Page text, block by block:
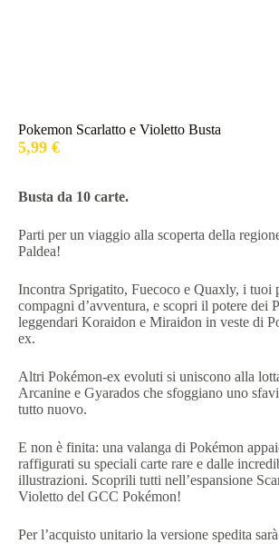
Pokemon Scarlatto e Violetto Busta
5,99 €
Busta da 10 carte.
Parti per un viaggio alla scoperta della
Paldea!
Incontra Sprigatito, Fuecoco e Quaxly, i tuoi
compagni d’avventura, e scopri il potere dei
leggendari Koraidon e Miraidon in veste di
ex.
Altri Pokémon-ex evoluti si uniscono alla
Arcanine e Gyarados che sfoggiano uno
tutto nuovo.
E non è finita: una valanga di Pokémon
raffigurati su speciali carte rare e dalle
illustrazioni. Scoprili tutti nell’espansione
Violetto del GCC Pokémon!
Per l’acquisto unitario la versione spedita